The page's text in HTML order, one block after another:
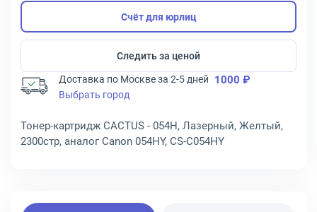
Счёт для юрлиц
Следить за ценой
Доставка по Москве за 2-5 дней 1000 ₽
Выбрать город
Тонер-картридж CACTUS - 054H, Лазерный, Желтый,
2300стр, аналог Canon 054HY, CS-C054HY